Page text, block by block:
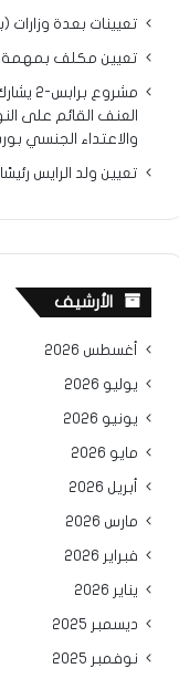
تعيينات بعدة وزارات
تعيين مكلف بمهمة
مشروع
العنف القائم على
والاعتداء الجنسي
تعيين ولد الرايس
الأرشيف
أغسطس 2026
يوليو 2026
يونيو 2026
مايو 2026
أبريل 2026
مارس 2026
فبراير 2026
يناير 2026
ديسمبر 2025
نوفمبر 2025